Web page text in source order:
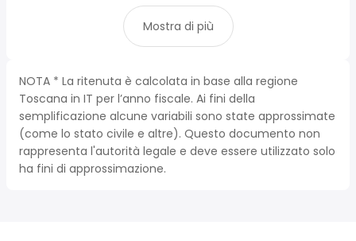
Mostra di più
NOTA * La ritenuta è calcolata in base alla regione
Toscana in IT per l’anno fiscale. Ai fini della
semplificazione alcune variabili sono state approssimate
(come lo stato civile e altre). Questo documento non
rappresenta l'autorità legale e deve essere utilizzato solo
ha fini di approssimazione.